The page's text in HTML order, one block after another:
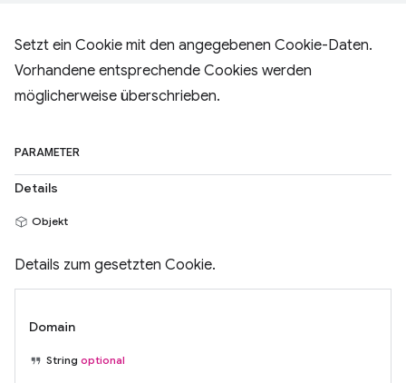
Setzt ein Cookie mit den angegebenen Cookie-Daten.
Vorhandene entsprechende Cookies werden
möglicherweise überschrieben.
PARAMETER
Details
Objekt
Details zum gesetzten Cookie.
Domain
String optional